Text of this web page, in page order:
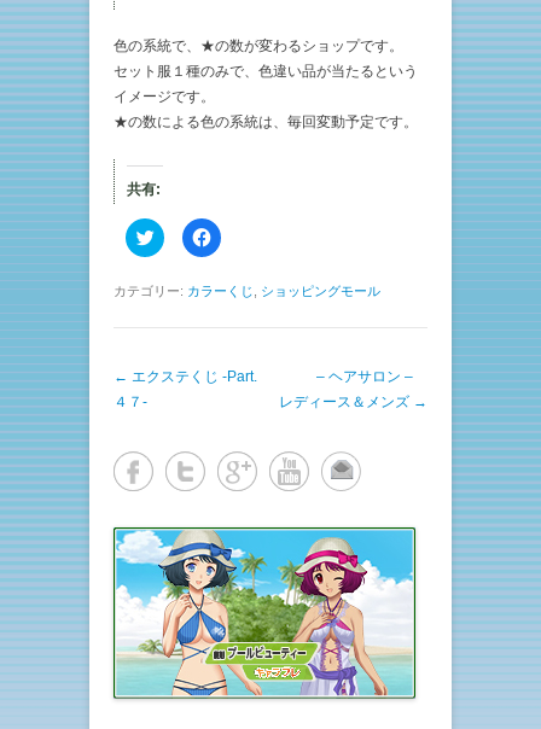
色の系統で、★の数が変わるショップです。
セット服１種のみで、色違い品が当たるという
イメージです。
★の数による色の系統は、毎回変動予定です。
共有:
ク
リ
し
w
t
新
ウ
ィ
ン
ド
ウ
で
開
き
ま
す
)
F
a
b
k
有
ク
リ
ッ
ク
て
く
だ
さ
い
(
新
し
い
ウ
ィ
ン
ド
カテゴリー: カラーくじ ショッピングモール
投稿ナビゲーション
← エクステくじ -Part.
４７-
– ヘアサロン –
レディース＆メンズ →